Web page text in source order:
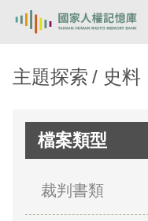
新生訓導處
主題探索 史料
檔案類型
裁判書類